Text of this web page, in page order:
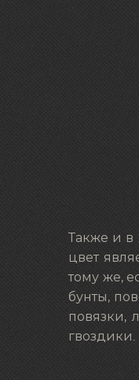
Также и
цвет
тому же,
бунты,
повязки,
гвоздики.